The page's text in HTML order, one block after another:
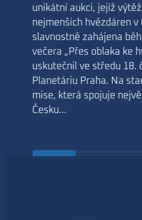
unikátní aukci, jejíž
nejmenších hvězdáren v
slavnostně zahájena
večera „Přes oblaka ke
uskutečnil ve středu 18.
Planetáriu Praha. Na
mise, která spojuje
Česku…